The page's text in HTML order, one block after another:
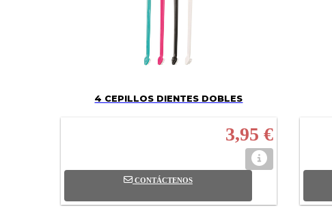
4 CEPILLOS DIENTES DOBLES
3,95 €
CONTÁCTENOS